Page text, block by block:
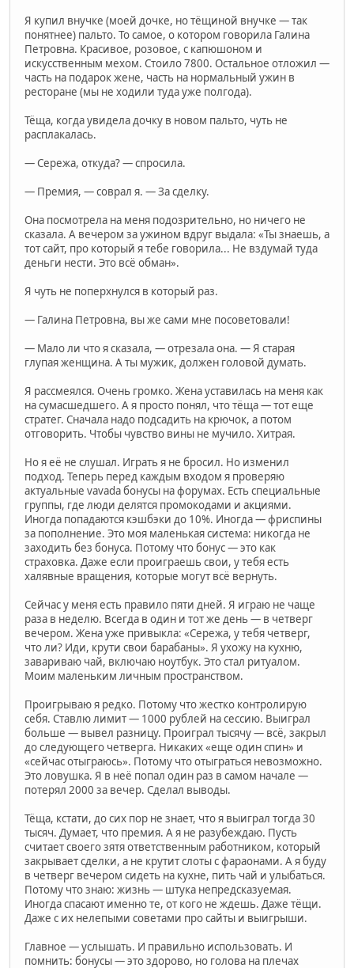
Я купил внучке (моей дочке, но тёщиной внучке — так
понятнее) пальто. То самое, о котором говорила Галина
Петровна. Красивое, розовое, с капюшоном и
искусственным мехом. Стоило 7800. Остальное отложил —
часть на подарок жене, часть на нормальный ужин в
ресторане (мы не ходили туда уже полгода).
Тёща, когда увидела дочку в новом пальто, чуть не
расплакалась.
— Сережа, откуда? — спросила.
— Премия, — соврал я. — За сделку.
Она посмотрела на меня подозрительно, но ничего не
сказала. А вечером за ужином вдруг выдала: «Ты знаешь, а
тот сайт, про который я тебе говорила... Не вздумай туда
деньги нести. Это всё обман».
Я чуть не поперхнулся в который раз.
— Галина Петровна, вы же сами мне посоветовали!
— Мало ли что я сказала, — отрезала она. — Я старая
глупая женщина. А ты мужик, должен головой думать.
Я рассмеялся. Очень громко. Жена уставилась на меня как
на сумасшедшего. А я просто понял, что тёща — тот еще
стратег. Сначала надо подсадить на крючок, а потом
отговорить. Чтобы чувство вины не мучило. Хитрая.
Но я её не слушал. Играть я не бросил. Но изменил
подход. Теперь перед каждым входом я проверяю
актуальные vavada бонусы на форумах. Есть специальные
группы, где люди делятся промокодами и акциями.
Иногда попадаются кэшбэки до 10%. Иногда — фриспины
за пополнение. Это моя маленькая система: никогда не
заходить без бонуса. Потому что бонус — это как
страховка. Даже если проиграешь свои, у тебя есть
халявные вращения, которые могут всё вернуть.
Сейчас у меня есть правило пяти дней. Я играю не чаще
раза в неделю. Всегда в один и тот же день — в четверг
вечером. Жена уже привыкла: «Сережа, у тебя четверг,
что ли? Иди, крути свои барабаны». Я ухожу на кухню,
завариваю чай, включаю ноутбук. Это стал ритуалом.
Моим маленьким личным пространством.
Проигрываю я редко. Потому что жестко контролирую
себя. Ставлю лимит — 1000 рублей на сессию. Выиграл
больше — вывел разницу. Проиграл тысячу — всё, закрыл
до следующего четверга. Никаких «еще один спин» и
«сейчас отыграюсь». Потому что отыграться невозможно.
Это ловушка. Я в неё попал один раз в самом начале —
потерял 2000 за вечер. Сделал выводы.
Тёща, кстати, до сих пор не знает, что я выиграл тогда 30
тысяч. Думает, что премия. А я не разубеждаю. Пусть
считает своего зятя ответственным работником, который
закрывает сделки, а не крутит слоты с фараонами. А я буду
в четверг вечером сидеть на кухне, пить чай и улыбаться.
Потому что знаю: жизнь — штука непредсказуемая.
Иногда спасают именно те, от кого не ждешь. Даже тёщи.
Даже с их нелепыми советами про сайты и выигрыши.
Главное — услышать. И правильно использовать. И
помнить: бонусы — это здорово, но голова на плечах